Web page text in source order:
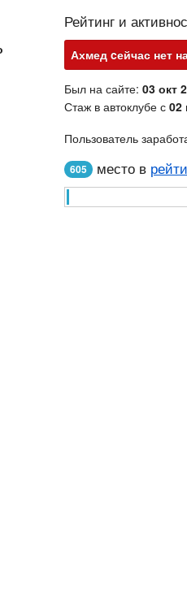
Рейтинг и
Ахмед cейчас нет
Был на сайте: 03 окт
Стаж в автоклубе с 02
Пользователь
605 место в